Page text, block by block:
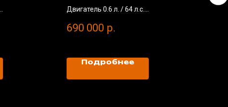
Двигатель 0.6 л. / 64 л.с.
Пробег: 30 000 км
690 000 р.
Подробнее